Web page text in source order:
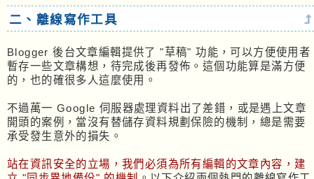
二、離線寫作工具
Blogger 後台文章編輯提供了 "草稿" 功能，可以方便使用者
暫存一些文章構想，待完成後再發佈。這個功能算是滿方便
的，也的確很多人這麼使用。
不過萬一 Google 伺服器處理資料出了差錯，或是遇上文章
開頭的案例，當沒有替儲存資料規劃保險的機制，總是需要
承受發生意外的損失。
站在資訊安全的立場，我們必須為所有編輯的文章內容，建